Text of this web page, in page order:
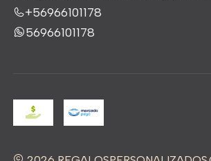
+56966101178
56966101178